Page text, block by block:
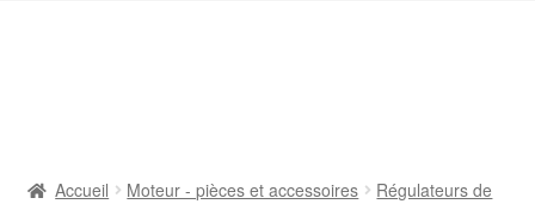
Accueil Moteur - pièces et accessoires
Régulateurs de